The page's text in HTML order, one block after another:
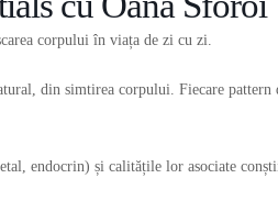
corpului în viața de zi cu zi.
din simtirea corpului. Fiecare pattern
endocrin) și calitățile lor asociate